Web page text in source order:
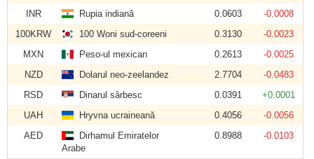
INR Rupia indiană 0.0603
-0.0008
100KRW
100 Woni sud-coreeni 0.3130
-0.0023
MXN
Peso-ul mexican 0.2613
-0.0025
NZD
Dolarul neo-zeelandez 2.7704
-0.0483
RSD
Dinarul sârbesc 0.0391
+0.0001
UAH
Hryvna ucraineană 0.4056
-0.0056
AED
Dirhamul Emiratelor
Arabe
0.8988 -0.0103